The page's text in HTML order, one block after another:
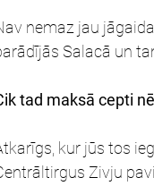
nemaz jau
Salacā un
tad maksā cepti
kur jūs tos
Zivju